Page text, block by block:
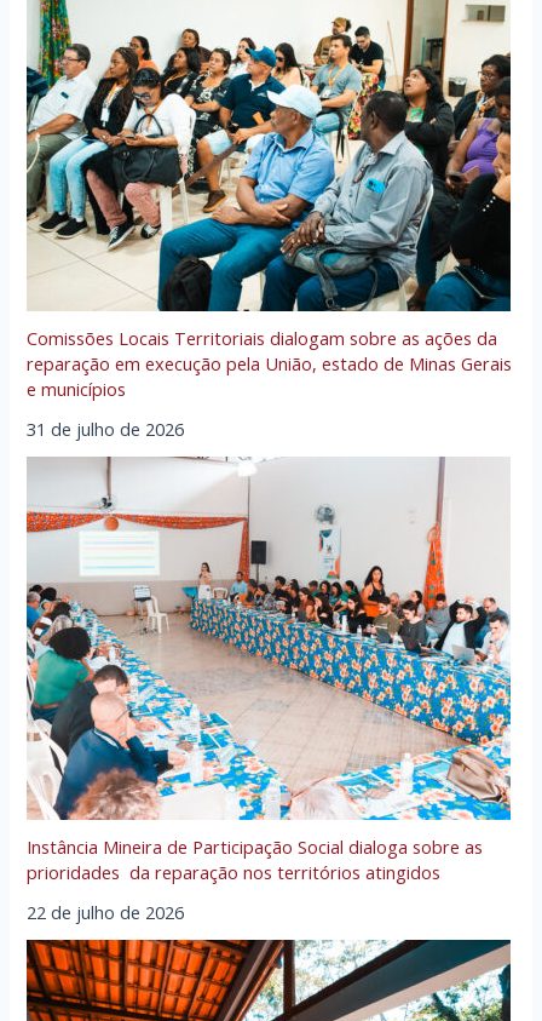
Comissões Locais Territoriais dialogam sobre as ações da
reparação em execução pela União, estado de Minas Gerais
e municípios
31 de julho de 2026
Instância Mineira de Participação Social dialoga sobre as
prioridades da reparação nos territórios atingidos
22 de julho de 2026